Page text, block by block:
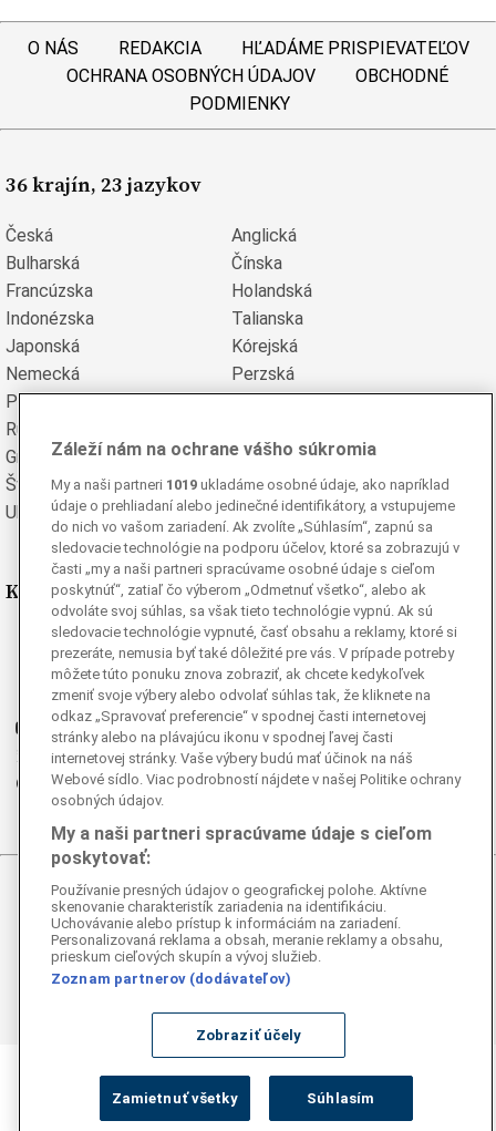
O NÁS REDAKCIA
HĽADÁME PRISPIEVATEĽOV
OCHRANA OSOBNÝCH ÚDAJOV
OBCHODNÉ
PODMIENKY
36 krajín, 23 jazykov
Česká
Anglická
Bulharská
Čínska
Francúzska
Holandská
Indonézska
Talianska
Japonská
Kórejská
Nemecká
Perzská
Poľská
Portugalská
Rumunská
Grécka
Španielska
Švédska
Turecká
Ukrajinská
Vietnamská
Kde nás nájdete
Facebook
Instagram
Ganjing
Youtube
Twitter
Telegram
RSS
© 2026 Epoch Times Slovensko
Všetky práva vyhradené. Publikovanie alebo ďalšie šírenie
správ a fotografií zo zdrojov TASR je bez
predchádzajúceho písomného súhlasu TASR porušením
Záleží nám na ochrane vášho súkromia
My a naši partneri 1019 ukladáme osobné údaje, ako napríklad
údaje o prehliadaní alebo jedinečné identifikátory, a vstupujeme
do nich vo vašom zariadení. Ak zvolíte „Súhlasím“, zapnú sa
sledovacie technológie na podporu účelov, ktoré sa zobrazujú v
časti „my a naši partneri spracúvame osobné údaje s cieľom
poskytnúť“, zatiaľ čo výberom „Odmetnuť všetko“, alebo ak
odvoláte svoj súhlas, sa však tieto technológie vypnú. Ak sú
sledovacie technológie vypnuté, časť obsahu a reklamy, ktoré si
prezeráte, nemusia byť také dôležité pre vás. V prípade potreby
môžete túto ponuku znova zobraziť, ak chcete kedykoľvek
zmeniť svoje výbery alebo odvolať súhlas tak, že kliknete na
odkaz „Spravovať preferencie“ v spodnej časti internetovej
stránky alebo na plávajúcu ikonu v spodnej ľavej časti
internetovej stránky. Vaše výbery budú mať účinok na náš
Webové sídlo. Viac podrobností nájdete v našej Politike ochrany
osobných údajov.
My a naši partneri spracúvame údaje s cieľom
poskytovať:
Používanie presných údajov o geografickej polohe. Aktívne
skenovanie charakteristík zariadenia na identifikáciu.
Uchovávanie alebo prístup k informáciám na zariadení.
Personalizovaná reklama a obsah, meranie reklamy a obsahu,
prieskum cieľových skupín a vývoj služieb.
Zoznam partnerov (dodávateľov)
Zobraziť účely
Zamietnuť všetky Súhlasím